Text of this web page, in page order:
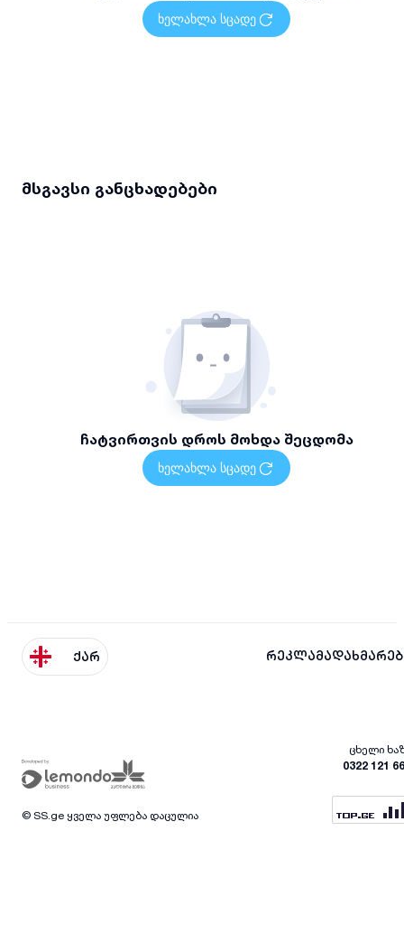
ხელახლა სცადე
მსგავსი განცხადებები
ჩატვირთვის დროს მოხდა შეცდომა
ხელახლა სცადე
ქარ რეკლამა
ცხელი
0322 121
© SS.ge ყველა უფლება დაცულია